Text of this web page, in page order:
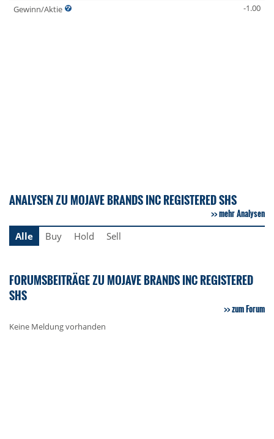
Gewinn/Aktie
-1.00
ANALYSEN ZU MOJAVE BRANDS INC REGISTERED SHS
mehr Analysen
Alle
Buy Hold Sell
FORUMSBEITRÄGE ZU MOJAVE BRANDS INC REGISTERED
SHS
zum Forum
Keine Meldung vorhanden